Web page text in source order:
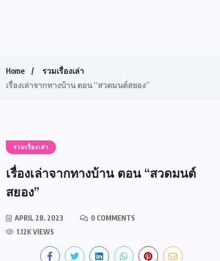
Home
รวมเรื่องเล่า
เรื่องเล่าจากทางบ้าน ตอน “สวดมนต์สยอง”
รวมเรื่องเล่า
เรื่องเล่าจากทางบ้าน ตอน “สวดมนต์
สยอง”
APRIL 28, 2023
0 COMMENTS
1.12K VIEWS